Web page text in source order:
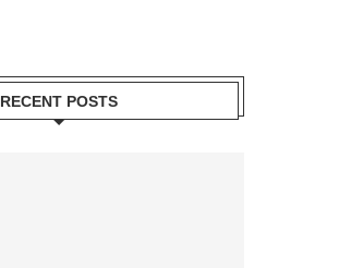
RECENT POSTS